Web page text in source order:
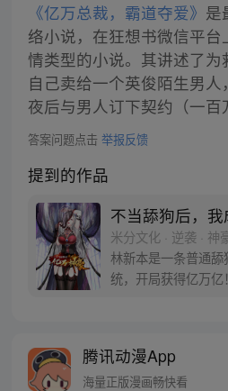
《亿万总裁，霸道夺爱》 是
络小说，在狂想书微信平
情类型的小说。其讲述了
自己卖给一个英俊陌生男
夜后与男人订下契约（一百
答案问题点击 举报反馈
提到的作品
不当舔狗后，
米分文化 · 逆袭 · 神
林新本是一条普通
统，开局获得亿万
腾讯动漫App
海量正版漫画畅快看